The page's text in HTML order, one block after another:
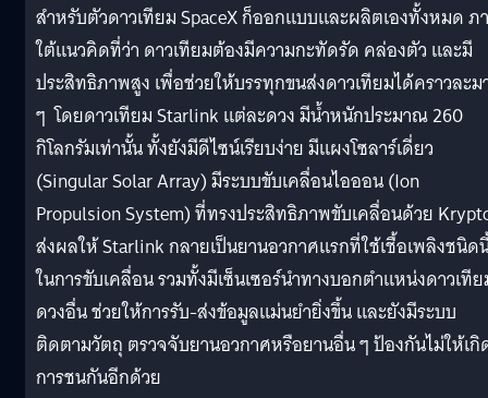
สำหรับตัวดาวเทียม SpaceX ก็ออกแบบและผลิตเองทั้งหมด ภ
ใต้แนวคิดที่ว่า ดาวเทียมต้องมีความกะทัดรัด คล่องตัว และมี
ประสิทธิภาพสูง เพื่อช่วยให้บรรทุกขนส่งดาวเทียมได้คราวละม
ๆ โดยดาวเทียม Starlink แต่ละดวง มีน้ำหนักประมาณ 260
กิโลกรัมเท่านั้น ทั้งยังมีดีไซน์เรียบง่าย มีแผงโซลาร์เดี่ยว
(Singular Solar Array) มีระบบขับเคลื่อนไอออน (Ion
Propulsion System) ที่ทรงประสิทธิภาพขับเคลื่อนด้วย
ส่งผลให้ Starlink กลายเป็นยานอวกาศแรกที่ใช้เชื้อเพลิงชนิด
ในการขับเคลื่อน รวมทั้งมีเซ็นเซอร์นำทางบอกตำแหน่งดาวเที
ดวงอื่น ช่วยให้การรับ-ส่งข้อมูลแม่นยำยิ่งขึ้น และยังมีระบบ
ติดตามวัตถุ ตรวจจับยานอวกาศหรือยานอื่น ๆ ป้องกันไม่ให้เกิ
การชนกันอีกด้วย